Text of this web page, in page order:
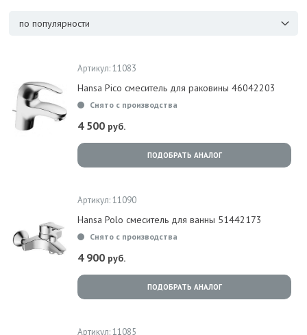
по популярности
Артикул: 11083
Hansa Pico смеситель для раковины 46042203
Снято с производства
4 500 руб.
ПОДОБРАТЬ АНАЛОГ
Артикул: 11090
Hansa Polo смеситель для ванны 51442173
Снято с производства
4 900 руб.
ПОДОБРАТЬ АНАЛОГ
Артикул: 11085